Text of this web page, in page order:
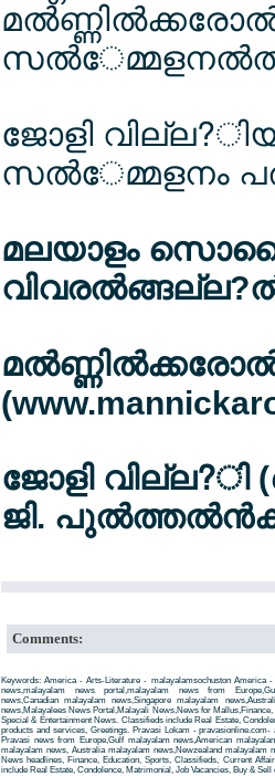
ജോളി
സല്‍േമ്മളനം
മലയാളം
ജോളി
ജി.
Comments:
Keywords: America - Arts-Literature - malayalamsochuston America
news,malayalam news portal,malayalam news from
news,Canadian malayalam news,Singapore malayalam
news,Malayalees News Portal,Malayali News,News for
Special & Entertainment News. Classifieds include Real Estate,
products and services, Greetings. Pravasi Lokam -
Pravasi news from Europe,Gulf malayalam news,American
malayalam news, Australia malayalam news,Newzealand malayalam
News headlines, Finance, Education, Sports, Classifieds, Current
include Real Estate, Condolence, Matrimonial, Job Vacancies, Buy &